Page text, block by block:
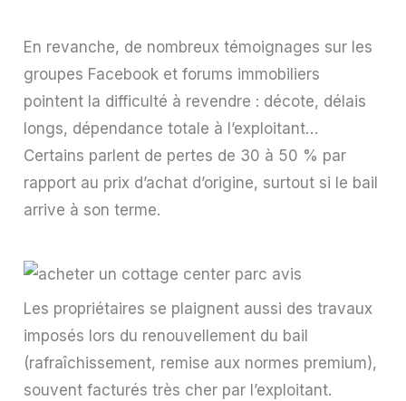
En revanche, de nombreux témoignages sur les
groupes Facebook et forums immobiliers
pointent la difficulté à revendre : décote, délais
longs, dépendance totale à l’exploitant…
Certains parlent de pertes de 30 à 50 % par
rapport au prix d’achat d’origine, surtout si le bail
arrive à son terme.
Les propriétaires se plaignent aussi des travaux
imposés lors du renouvellement du bail
(rafraîchissement, remise aux normes premium),
souvent facturés très cher par l’exploitant.